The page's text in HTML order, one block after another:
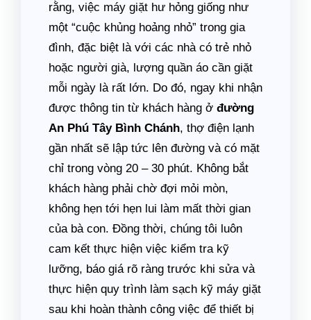
rằng, việc máy giặt hư hỏng giống như
một “cuộc khủng hoảng nhỏ” trong gia
đình, đặc biệt là với các nhà có trẻ nhỏ
hoặc người già, lượng quần áo cần giặt
mỗi ngày là rất lớn. Do đó, ngay khi nhận
được thông tin từ khách hàng ở đường
An Phú Tây Bình Chánh, thợ điện lạnh
gần nhất sẽ lập tức lên đường và có mặt
chỉ trong vòng 20 – 30 phút. Không bắt
khách hàng phải chờ đợi mỏi mòn,
không hẹn tới hẹn lui làm mất thời gian
của bà con. Đồng thời, chúng tôi luôn
cam kết thực hiện việc kiểm tra kỹ
lưỡng, báo giá rõ ràng trước khi sửa và
thực hiện quy trình làm sạch kỹ máy giặt
sau khi hoàn thành công việc để thiết bị